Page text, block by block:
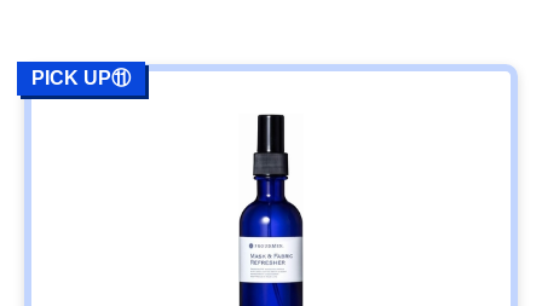
PICK UP⑪